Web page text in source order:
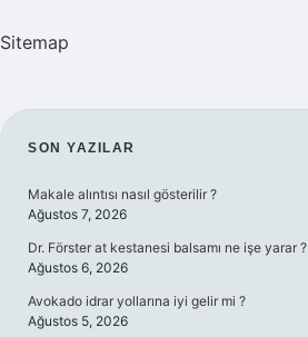
Hakkımızda
Sitemap
SIDEBAR
SON YAZILAR
Makale alıntısı nasıl gösterilir ?
Ağustos 7, 2026
Dr. Förster at kestanesi balsamı ne işe yarar ?
Ağustos 6, 2026
Avokado idrar yollarına iyi gelir mi ?
Ağustos 5, 2026